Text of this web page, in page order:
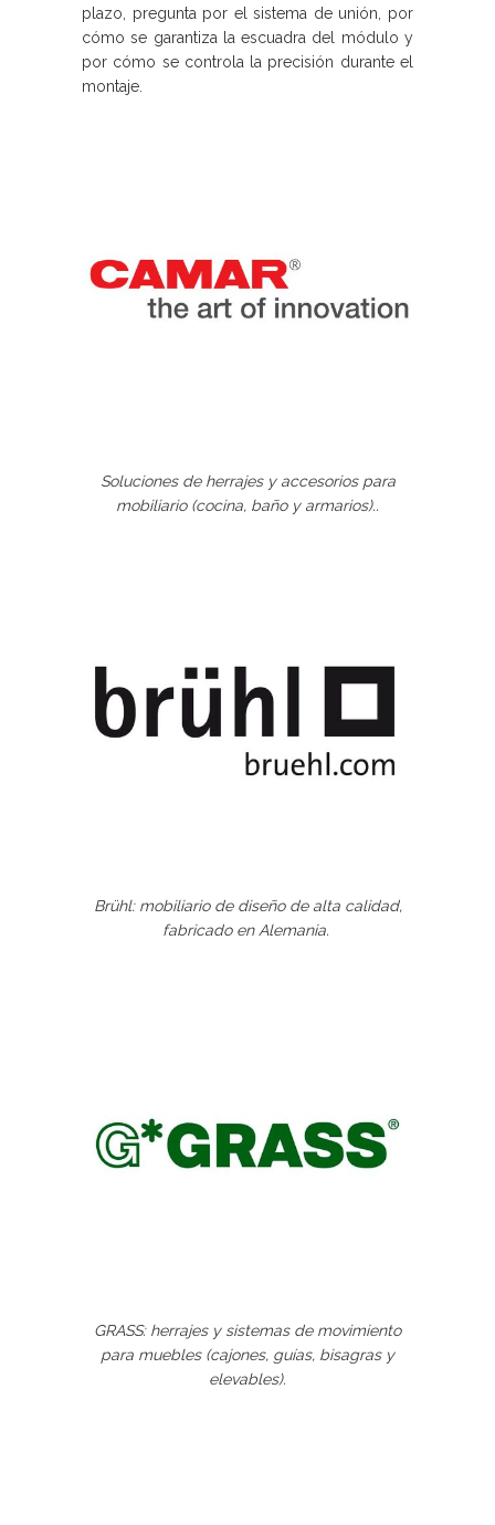
plazo, pregunta por el sistema de unión, por
cómo se garantiza la escuadra del módulo y
por cómo se controla la precisión durante el
montaje.
Soluciones de herrajes y accesorios para
mobiliario (cocina, baño y armarios)..
Brühl: mobiliario de diseño de alta calidad,
fabricado en Alemania.
GRASS: herrajes y sistemas de movimiento
para muebles (cajones, guías, bisagras y
elevables).